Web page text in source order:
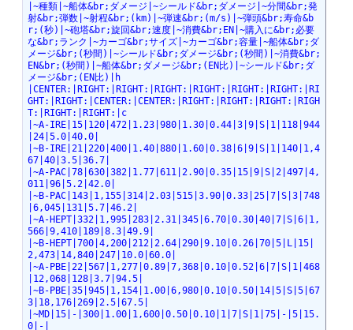
|~種類|~船体&br;ダメージ|~シールド&br;ダメージ|~分間&br;発
射&br;弾数|~射程&br;(km)|~弾速&br;(m/s)|~弾頭&br;寿命&b
r;(秒)|~砲塔&br;旋回&br;速度|~消費&br;EN|~購入に&br;必要
な&br;ランク|~カーゴ&br;サイズ|~カーゴ&br;容量|~船体&br;ダ
メージ&br;(秒間)|~シールド&br;ダメージ&br;(秒間)|~消費&br;
EN&br;(秒間)|~船体&br;ダメージ&br;(EN比)|~シールド&br;ダ
メージ&br;(EN比)|h
|CENTER:|RIGHT:|RIGHT:|RIGHT:|RIGHT:|RIGHT:|RIGHT:|RI
GHT:|RIGHT:|CENTER:|CENTER:|RIGHT:|RIGHT:|RIGHT:|RIGH
T:|RIGHT:|RIGHT:|c
|~A-IRE|15|120|472|1.23|980|1.30|0.44|3|9|S|1|118|944
|24|5.0|40.0|
|~B-IRE|21|220|400|1.40|880|1.60|0.38|6|9|S|1|140|1,4
67|40|3.5|36.7|
|~A-PAC|78|630|382|1.77|611|2.90|0.35|15|9|S|2|497|4,
011|96|5.2|42.0|
|~B-PAC|143|1,155|314|2.03|515|3.90|0.33|25|7|S|3|748
|6,045|131|5.7|46.2|
|~A-HEPT|332|1,995|283|2.31|345|6.70|0.30|40|7|S|6|1,
566|9,410|189|8.3|49.9|
|~B-HEPT|700|4,200|212|2.64|290|9.10|0.26|70|5|L|15|
2,473|14,840|247|10.0|60.0|
|~A-PBE|22|567|1,277|0.89|7,368|0.10|0.52|6|7|S|1|468
|12,068|128|3.7|94.5|
|~B-PBE|35|945|1,154|1.00|6,980|0.10|0.50|14|5|S|5|67
3|18,176|269|2.5|67.5|
|~MD|15|-|300|1.00|1,600|0.50|0.10|1|7|S|1|75|-|5|15.
0|-|